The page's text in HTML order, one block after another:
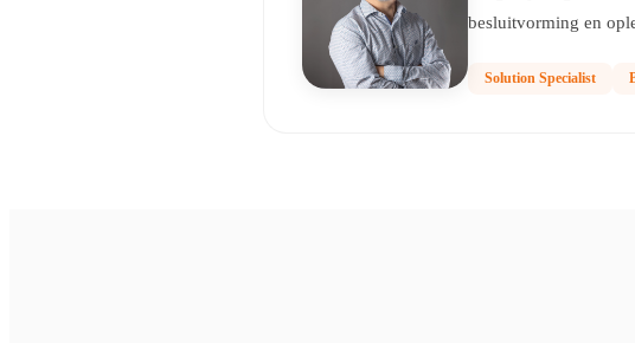
besluitvorming en
Solution Specialist